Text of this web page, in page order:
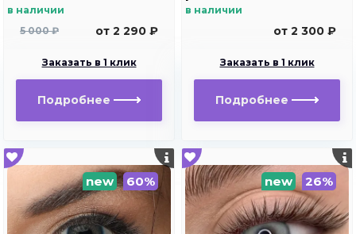
в наличии
5 000 ₽
от 2 290 ₽
Заказать в 1 клик
Подробнее
в наличии
от 2 300 ₽
Заказать в 1 клик
Подробнее
new 60% new 26%